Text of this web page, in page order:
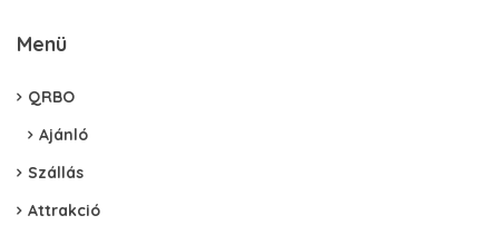
Menü
QRBO
Ajánló
Szállás
Attrakció